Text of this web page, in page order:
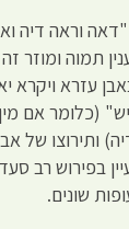
וראה דיה
ובענין תמוה
עזרא ויקרא
(כלומר אם
ותירוצו של
בפירוש רב
שונים.